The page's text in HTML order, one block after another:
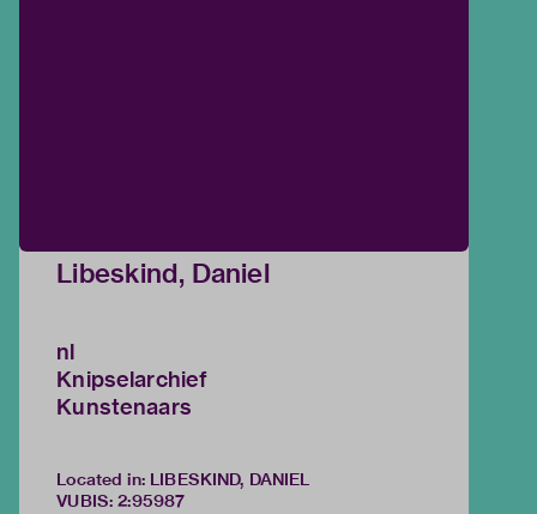
Libeskind, Daniel
nl
Knipselarchief
Kunstenaars
Located in: LIBESKIND, DANIEL
VUBIS: 2:95987